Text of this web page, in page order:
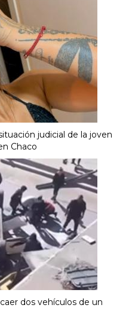
judicial de la joven
Chaco
dos vehículos de un